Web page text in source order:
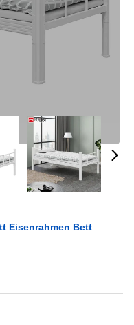
Eisenrahmen Bett